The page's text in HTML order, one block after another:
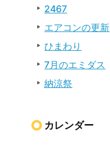
2467
エアコンの更新
ひまわり
7月のエミダス
納涼祭
カレンダー